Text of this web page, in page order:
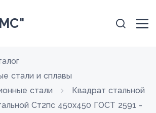
стали и сплавы
стали
Квадрат стальной
Ст2пс 450x450 ГОСТ 2591 -